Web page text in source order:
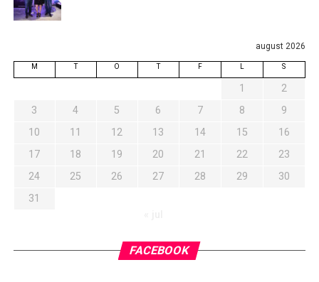
august 2026
M T O T F S
1
2
3
4 5 6 7 8
9
10
11 12 13 14 15
16
17
18 19 20 21 22
23
24
25 26 27 28 29
30
31
FACEBOOK